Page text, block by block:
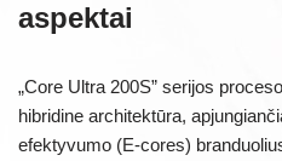
aspektai
„Core Ultra 200S” serijos
hibridine architektūra,
efektyvumo (E-cores)